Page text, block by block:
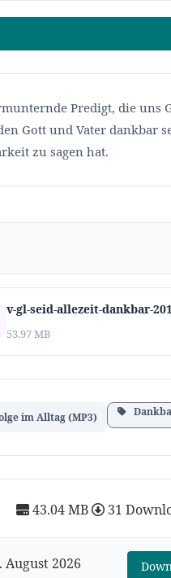
Predigt, die uns
Gott und Vater dankbar
zu sagen hat.
v-gl-seid-allezeit-dankbar-
53.97 MB
im Alltag (MP3)
43.04 MB 31
August 2026